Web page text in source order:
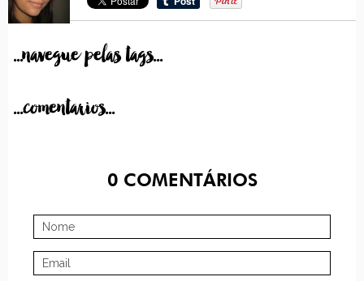
...navegue pelas tags...
...comentarios...
0COMENTÁRIOS